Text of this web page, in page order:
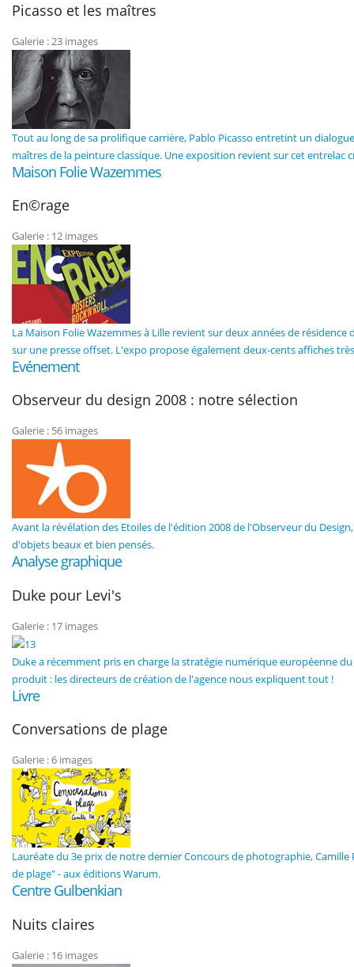
Picasso et les maîtres
Galerie : 23 images
Tout au long de sa prolifique carrière, Pablo Picasso entretint un
maîtres de la peinture classique. Une exposition revient sur cet entrelac
Maison Folie Wazemmes
En©rage
Galerie : 12 images
La Maison Folie Wazemmes à Lille revient sur deux années de résidence
sur une presse offset. L'expo propose également deux-cents affiches
Evénement
Observeur du design 2008 : notre sélection
Galerie : 56 images
Avant la révélation des Etoiles de l'édition 2008 de l'Observeur du
d'objets beaux et bien pensés.
Analyse graphique
Duke pour Levi's
Galerie : 17 images
Duke a récemment pris en charge la stratégie numérique européenne
produit : les directeurs de création de l'agence nous expliquent tout !
Livre
Conversations de plage
Galerie : 6 images
Lauréate du 3e prix de notre dernier Concours de photographie,
de plage" - aux éditions Warum.
Centre Gulbenkian
Nuits claires
Galerie : 16 images